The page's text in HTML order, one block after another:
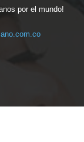
por el mundo!